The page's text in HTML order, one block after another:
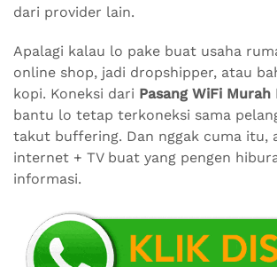
dari provider lain.
Apalagi kalau lo pake buat usaha
online shop, jadi dropshipper, atau
kopi. Koneksi dari Pasang WiFi Murah
bantu lo tetap terkoneksi sama
takut buffering. Dan nggak cuma itu,
internet + TV buat yang pengen
informasi.